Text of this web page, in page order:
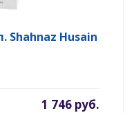
Shahnaz Husain
1 746 руб.